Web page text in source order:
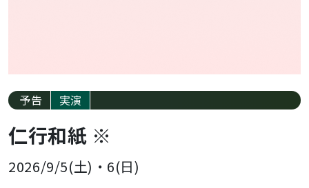
予告 実演
仁行和紙 ※
2026/9/5(土) ・ 6(日)